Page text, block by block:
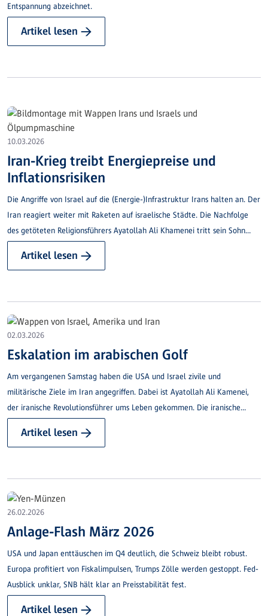
Entspannung abzeichnet.
Artikel lesen →
10.03.2026
Iran-Krieg treibt Energiepreise und
Inflationsrisiken
Die Angriffe von Israel auf die (Energie-)Infrastruktur Irans halten an. Der
Iran reagiert weiter mit Raketen auf israelische Städte. Die Nachfolge
des getöteten Religionsführers Ayatollah Ali Khamenei tritt sein Sohn
Offensive wird.
Artikel lesen →
02.03.2026
Eskalation im arabischen Golf
Am vergangenen Samstag haben die USA und Israel zivile und
militärische Ziele im Iran angegriffen. Dabei ist Ayatollah Ali Kamenei,
der iranische Revolutionsführer ums Leben gekommen. Die iranische
Artikel lesen →
26.02.2026
Anlage-Flash März 2026
USA und Japan enttäuschen im Q4 deutlich, die Schweiz bleibt robust.
Europa profitiert von Fiskalimpulsen, Trumps Zölle werden gestoppt. Fed-
Ausblick unklar, SNB hält klar an Preisstabilität fest.
Artikel lesen →